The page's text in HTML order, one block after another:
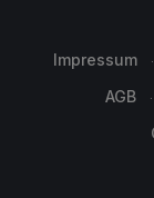
Impressum
AGB